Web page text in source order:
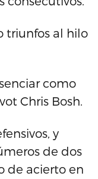
triunfos al hilo
como
Chris Bosh.
y
de dos
de acierto en